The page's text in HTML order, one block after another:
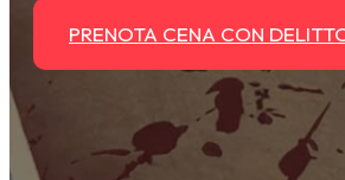
PRENOTA CENA CON